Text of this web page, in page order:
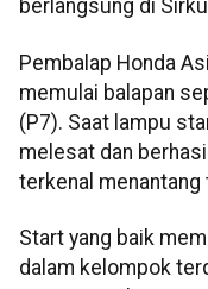
berlangsung di
Pembalap Honda
memulai balapan
(P7). Saat lampu
melesat dan
terkenal menantang
Start yang baik
dalam kelompok